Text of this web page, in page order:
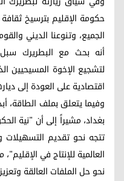
حكومة الإقليم بترسيخ
الجميع، وتنوعنا الديني
أنه بحث مع البطريرك
لتشجيع الإخوة المسيحيين
اقتصادية على العودة إلى
وفيما يتعلق بملف الطاقة،
بغداد، مشيراً إلى أن "نية
تتجه نحو تقديم
العالمية للإنتاج في
نحو حل الملفات العالقة